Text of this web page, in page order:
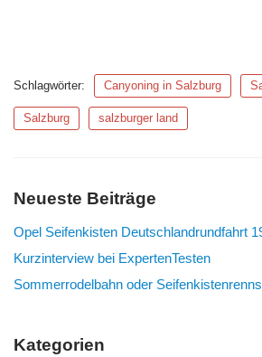
Schlagwörter: Canyoning in Salzburg
Salzburg salzburger land
Neueste Beiträge
Opel Seifenkisten Deutschlandrundfahrt
Kurzinterview bei ExpertenTesten
Sommerrodelbahn oder
Kategorien